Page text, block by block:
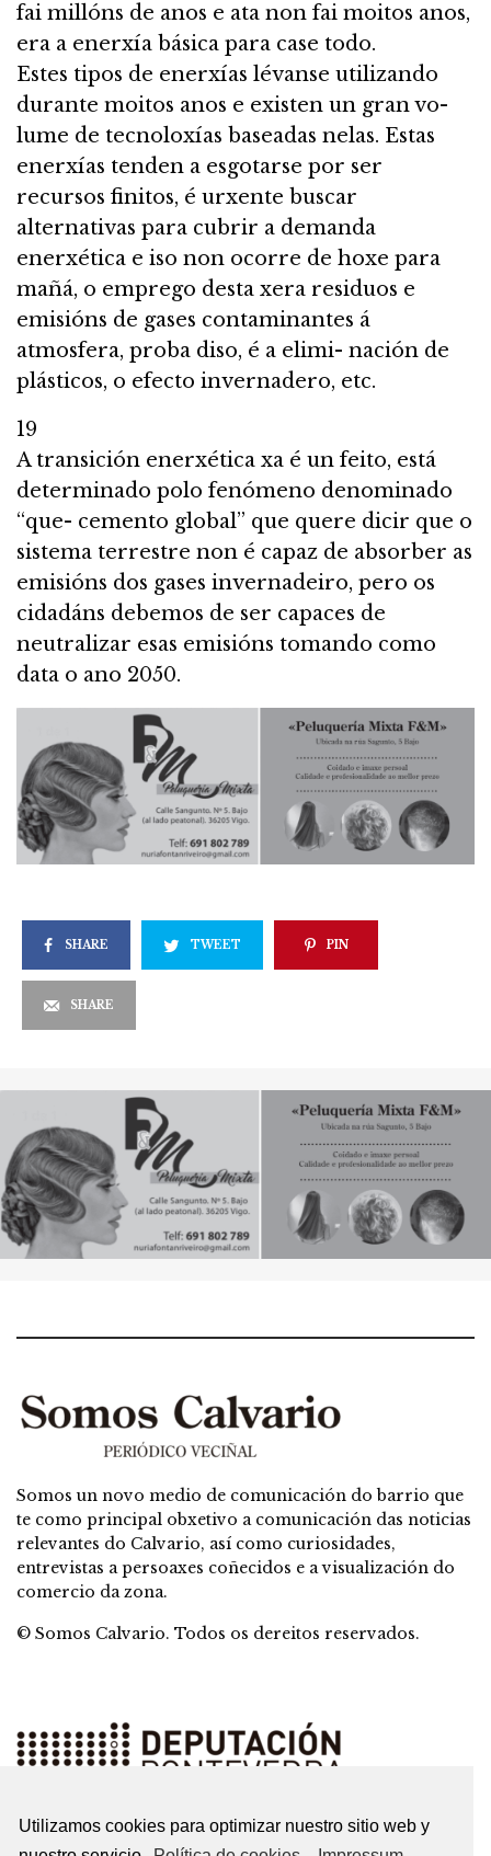
Utilizamos cookies para optimizar nuestro sitio web y
fai millóns de anos e ata non fai moitos anos,
era a enerxía básica para case todo.
Estes tipos de enerxías lévanse utilizando
durante moitos anos e existen un gran vo-
lume de tecnoloxías baseadas nelas. Estas
enerxías tenden a esgotarse por ser
recursos finitos, é urxente buscar
alternativas para cubrir a demanda
enerxética e iso non ocorre de hoxe para
mañá, o emprego desta xera residuos e
emisións de gases contaminantes á
atmosfera, proba diso, é a elimi- nación de
plásticos, o efecto invernadero, etc.
19
A transición enerxética xa é un feito, está
determinado polo fenómeno denominado
“que- cemento global” que quere dicir que o
sistema terrestre non é capaz de absorber as
emisións dos gases invernadeiro, pero os
cidadáns debemos de ser capaces de
neutralizar esas emisións tomando como
data o ano 2050.
SHARE TWEET PIN
SHARE
Somos un novo medio de comunicación do barrio que
te como principal obxetivo a comunicación das noticias
relevantes do Calvario, así como curiosidades,
entrevistas a persoaxes coñecidos e a visualización do
comercio da zona.
© Somos Calvario. Todos os dereitos reservados.